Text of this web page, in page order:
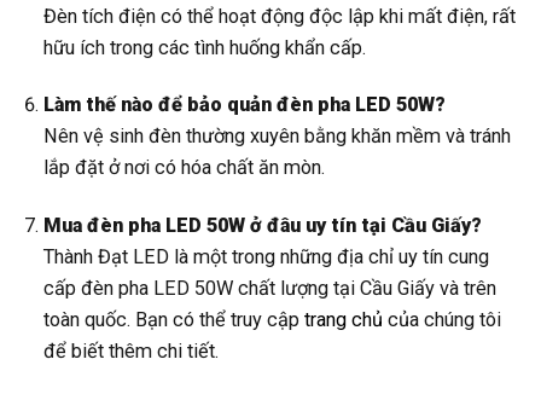
Đèn tích điện có thể hoạt động độc lập khi mất điện, rất
hữu ích trong các tình huống khẩn cấp.
Làm thế nào để bảo quản đèn pha LED 50W?
Nên vệ sinh đèn thường xuyên bằng khăn mềm và tránh
lắp đặt ở nơi có hóa chất ăn mòn.
Mua đèn pha LED 50W ở đâu uy tín tại Cầu Giấy?
Thành Đạt LED là một trong những địa chỉ uy tín cung
cấp đèn pha LED 50W chất lượng tại Cầu Giấy và trên
toàn quốc. Bạn có thể truy cậptrang chủ của chúng tôi
để biết thêm chi tiết.